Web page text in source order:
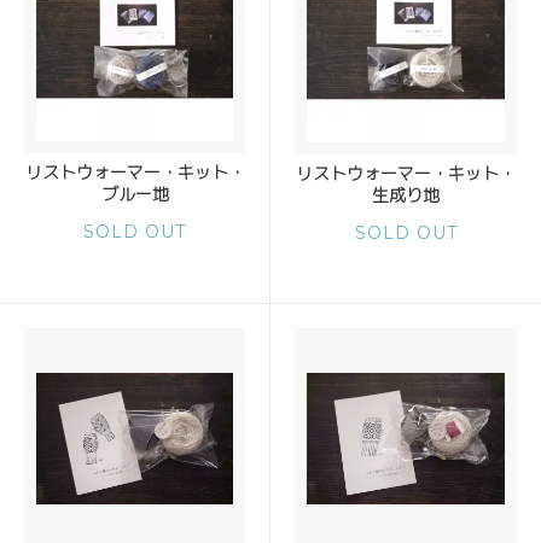
リストウォーマー・キット・
ブルー地
SOLD OUT
リストウォーマー・キット・
生成り地
SOLD OUT